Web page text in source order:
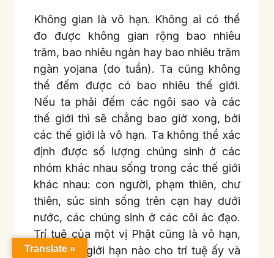
Không gian là vô hạn. Không ai có thể
đo được không gian rộng bao nhiêu
trăm, bao nhiêu ngàn hay bao nhiêu trăm
ngàn yojana (do tuần). Ta cũng không
thể đếm được có bao nhiêu thế giới.
Nếu ta phải đếm các ngôi sao và các
thế giới thì sẽ chẳng bao giờ xong, bởi
các thế giới là vô hạn. Ta không thể xác
định được số lượng chúng sinh ở các
nhóm khác nhau sống trong các thế giới
khác nhau: con người, phạm thiên, chư
thiên, súc sinh sống trên cạn hay dưới
nước, các chúng sinh ở các cõi ác đạo.
Trí tuệ của một vị Phật cũng là vô hạn,
không có giới hạn nào cho trí tuệ ấy và
Translate »